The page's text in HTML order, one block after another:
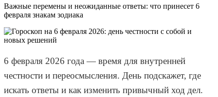
Важные перемены и неожиданные ответы: что принесет 6
февраля знакам зодиака
6 февраля 2026 года — время для внутренней
честности и переосмысления. День подскажет, где
искать ответы и как изменить привычный ход дел.